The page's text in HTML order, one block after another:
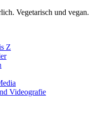
Vegetarisch und vegan.
Z
Videografie